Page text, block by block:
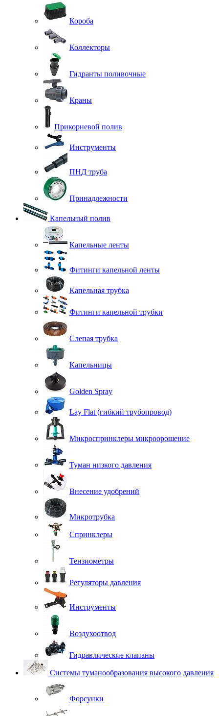
Короба
Коллекторы
Гидранты поливочные
Краны
Прикорневой полив
Инструменты
ПНД труба
Принадлежности
Капельный полив
Капельные ленты
Фитинги капельной ленты
Капельная трубка
Фитинги капельной трубки
Слепая трубка
Капельницы
Golden Spray
Lay Flat (гибкий трубопровод)
Микроспринклеры микроорошение
Туман низкого давления
Внесение удобрений
Микротрубка
Спринклеры
Тензиометры
Регуляторы давления
Инструменты
Воздухоотвод
Гидравлические клапаны
Системы туманообразования высокого давления
Форсунки